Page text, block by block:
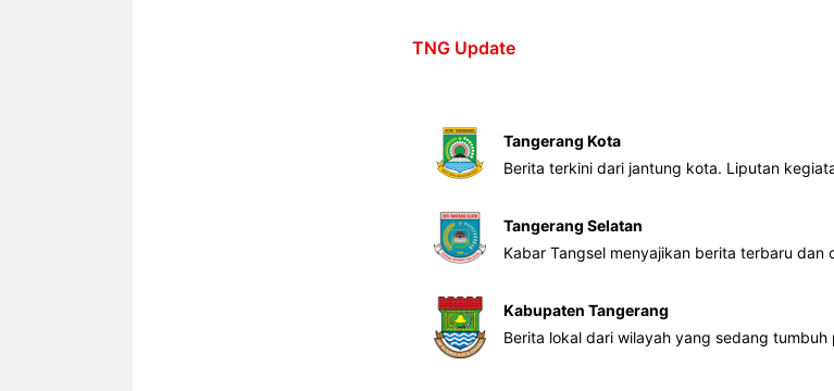
TNG Update
Tangerang Kota
Berita terkini dari jantung kota. Liputan
Tangerang Selatan
Kabar Tangsel menyajikan berita terbaru dan
Kabupaten Tangerang
Berita lokal dari wilayah yang sedang